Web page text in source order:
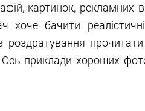
картинок, рекламних
хоче бачити
роздратування
приклади хороших